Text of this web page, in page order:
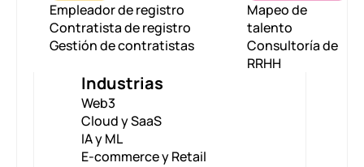
Empleador de registro
Contratista de registro
Gestión de contratistas
Mapeo de
talento
Consultoría de
RRHH
Industrias
Web3
Cloud y SaaS
IA y ML
E-commerce y Retail